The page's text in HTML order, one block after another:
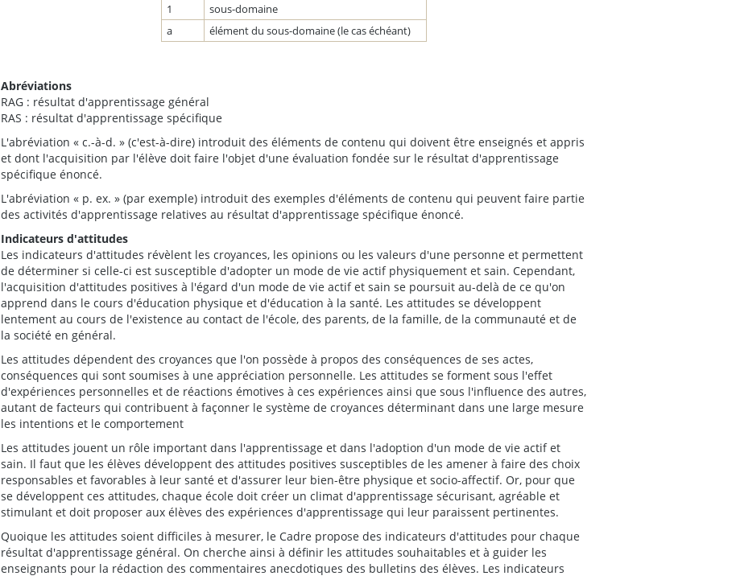
1
sous-domaine
a
élément du sous-domaine (le cas échéant)
Abréviations
RAG : résultat d'apprentissage général
RAS : résultat d'apprentissage spécifique
L'abréviation « c.-à-d. » (c'est-à-dire) introduit des éléments de contenu qui doivent être enseignés et appris
et dont l'acquisition par l'élève doit faire l'objet d'une évaluation fondée sur le résultat d'apprentissage
spécifique énoncé.
L'abréviation « p. ex. » (par exemple) introduit des exemples d'éléments de contenu qui peuvent faire partie
des activités d'apprentissage relatives au résultat d'apprentissage spécifique énoncé.
Indicateurs d'attitudes
Les indicateurs d'attitudes révèlent les croyances, les opinions ou les valeurs d'une personne et permettent
de déterminer si celle-ci est susceptible d'adopter un mode de vie actif physiquement et sain. Cependant,
l'acquisition d'attitudes positives à l'égard d'un mode de vie actif et sain se poursuit au-delà de ce qu'on
apprend dans le cours d'éducation physique et d'éducation à la santé. Les attitudes se développent
lentement au cours de l'existence au contact de l'école, des parents, de la famille, de la communauté et de
la société en général.
Les attitudes dépendent des croyances que l'on possède à propos des conséquences de ses actes,
conséquences qui sont soumises à une appréciation personnelle. Les attitudes se forment sous l'effet
d'expériences personnelles et de réactions émotives à ces expériences ainsi que sous l'influence des autres,
autant de facteurs qui contribuent à façonner le système de croyances déterminant dans une large mesure
les intentions et le comportement
Les attitudes jouent un rôle important dans l'apprentissage et dans l'adoption d'un mode de vie actif et
sain. Il faut que les élèves développent des attitudes positives susceptibles de les amener à faire des choix
responsables et favorables à leur santé et d'assurer leur bien-être physique et socio-affectif. Or, pour que
se développent ces attitudes, chaque école doit créer un climat d'apprentissage sécurisant, agréable et
stimulant et doit proposer aux élèves des expériences d'apprentissage qui leur paraissent pertinentes.
Quoique les attitudes soient difficiles à mesurer, le Cadre propose des indicateurs d'attitudes pour chaque
résultat d'apprentissage général. On cherche ainsi à définir les attitudes souhaitables et à guider les
enseignants pour la rédaction des commentaires anecdotiques des bulletins des élèves. Les indicateurs